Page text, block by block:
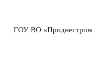
ГОУ ВО